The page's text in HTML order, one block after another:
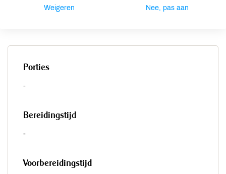
Indien u niet van rauwe appel houdt voegt u de appel tegelijk met
Porties
-
Bereidingstijd
-
Voorbereidingstijd
Weigeren Nee, pas aan